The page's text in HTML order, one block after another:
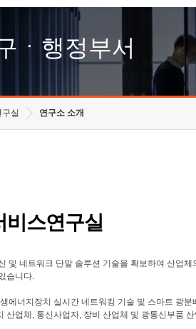
소리
약 현황
ㆍ행정부서
실 연구소 소개
비스연구실
및 네트워크 단말 솔루션 기술을 확보하여 산업
습니다.
에너지장치 실시간 네트워킹 기술 및 스마트 광
산업체, 통신사업자, 장비 산업체 및 광통신부품